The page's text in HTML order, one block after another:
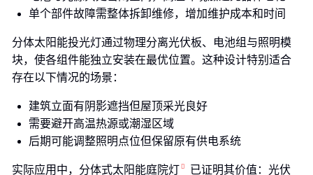
单个部件故障需整体拆卸维修，增加维护成本和时间
分体太阳能投光灯通过物理分离光伏板、电池组与照明模
块，使各组件能独立安装在最优位置。这种设计特别适合
存在以下情况的场景：
建筑立面有阴影遮挡但屋顶采光良好
需要避开高温热源或潮湿区域
后期可能调整照明点位但保留原有供电系统
实际应用中， 分体式太阳能庭院灯
已证明其价值：光伏